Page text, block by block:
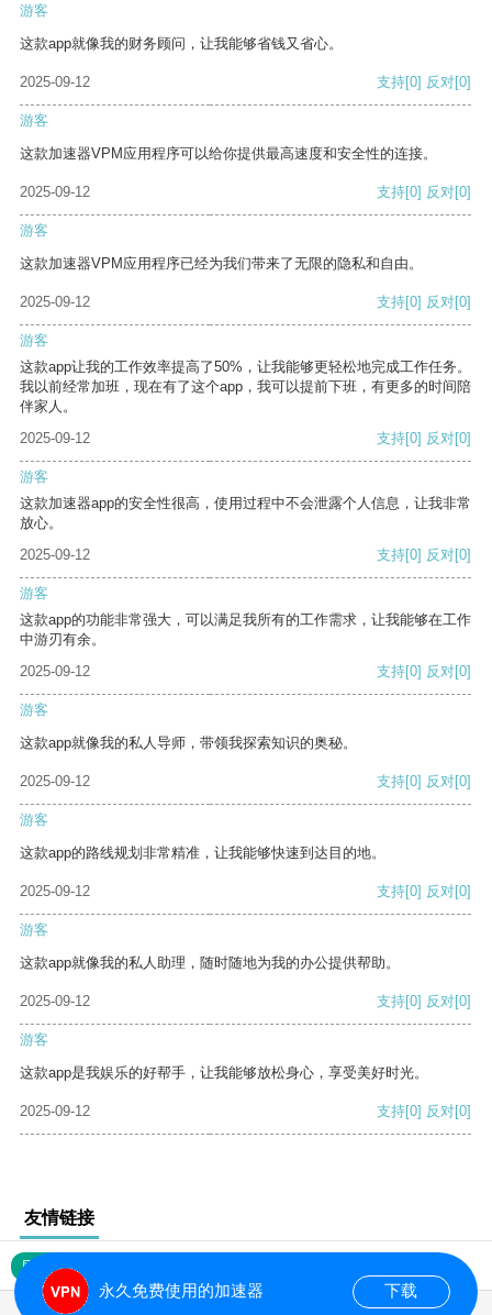
游客
这款app就像我的财务顾问，让我能够省钱又省心。
2025-09-12 支持[0] 反对[0]
游客
这款加速器VPM应用程序可以给你提供最高速度和安全性的连接。
2025-09-12 支持[0] 反对[0]
游客
这款加速器VPM应用程序已经为我们带来了无限的隐私和自由。
2025-09-12 支持[0] 反对[0]
游客
这款app让我的工作效率提高了50%，让我能够更轻松地完成工作任务。
我以前经常加班，现在有了这个app，我可以提前下班，有更多的时间陪
伴家人。
2025-09-12
支持[0] 反对[0]
游客
这款加速器app的安全性很高，使用过程中不会泄露个人信息，让我非常
放心。
2025-09-12
支持[0] 反对[0]
游客
这款app的功能非常强大，可以满足我所有的工作需求，让我能够在工作
中游刃有余。
2025-09-12
支持[0] 反对[0]
游客
这款app就像我的私人导师，带领我探索知识的奥秘。
2025-09-12 支持[0] 反对[0]
游客
这款app的路线规划非常精准，让我能够快速到达目的地。
2025-09-12 支持[0] 反对[0]
游客
这款app就像我的私人助理，随时随地为我的办公提供帮助。
2025-09-12 支持[0] 反对[0]
游客
这款app是我娱乐的好帮手，让我能够放松身心，享受美好时光。
2025-09-12 支持[0] 反对[0]
友情链接
网站地图
永久免费使用的加速器 下载